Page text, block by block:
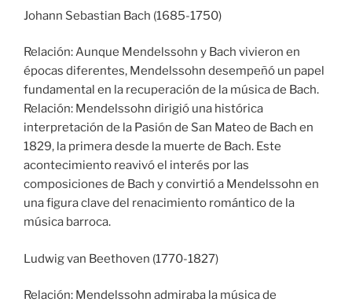
Johann Sebastian Bach (1685-1750)
Relación: Aunque Mendelssohn y Bach vivieron en
épocas diferentes, Mendelssohn desempeñó un papel
fundamental en la recuperación de la música de Bach.
Relación: Mendelssohn dirigió una histórica
interpretación de la Pasión de San Mateo de Bach en
1829, la primera desde la muerte de Bach. Este
acontecimiento reavivó el interés por las
composiciones de Bach y convirtió a Mendelssohn en
una figura clave del renacimiento romántico de la
música barroca.
Ludwig van Beethoven (1770-1827)
Relación: Mendelssohn admiraba la música de